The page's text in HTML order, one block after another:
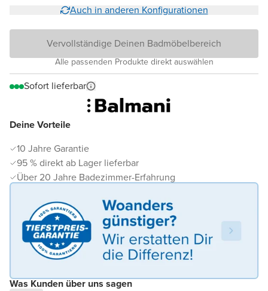
Deine Vorteile
10 Jahre Garantie
95 % direkt ab Lager lieferbar
Über 20 Jahre Badezimmer-Erfahrung
Was Kunden über uns sagen
Auch in anderen Konfigurationen
Vervollständige Deinen Badmöbelbereich
Alle passenden Produkte direkt auswählen
Sofort lieferbar